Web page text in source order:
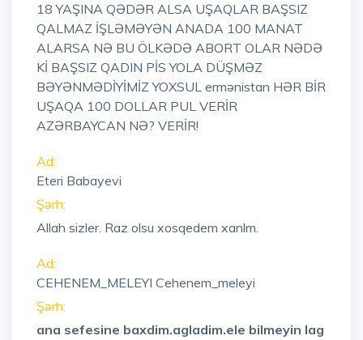
18 YAŞINA QƏDƏR ALSA UŞAQLAR BAŞSIZ
QALMAZ İŞLƏMƏYƏN ANADA 100 MANAT
ALARSA NƏ BU ÖLKƏDƏ ABORT OLAR NƏDƏ
Kİ BAŞSIZ QADIN PİS YOLA DÜŞMƏZ
BƏYƏNMƏDİYİMİZ YOXSUL ermənistan HƏR BİR
UŞAQA 100 DOLLAR PUL VERİR
AZƏRBAYCAN NƏ? VERİR!
Ad:
Eteri Babayevi
Şərh:
Allah sizler. Raz olsu xosqedem xanlm.
Ad:
CEHENEM_MELEYI Cehenem_meleyi
Şərh:
ana sefesine baxdim.agladim.ele bilmeyin lag